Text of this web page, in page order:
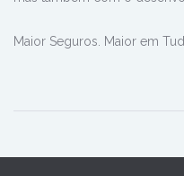
Maior Seguros. Maior em